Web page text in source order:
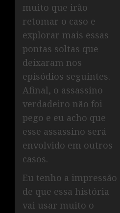
muito que irão
retomar o caso e
explorar mais essas
pontas soltas que
deixaram nos
episódios seguintes.
Afinal, o assassino
verdadeiro não foi
pego e eu acho que
esse assassino será
envolvido em outros
casos.
Eu tenho a impressão
de que essa história
vai usar muito o